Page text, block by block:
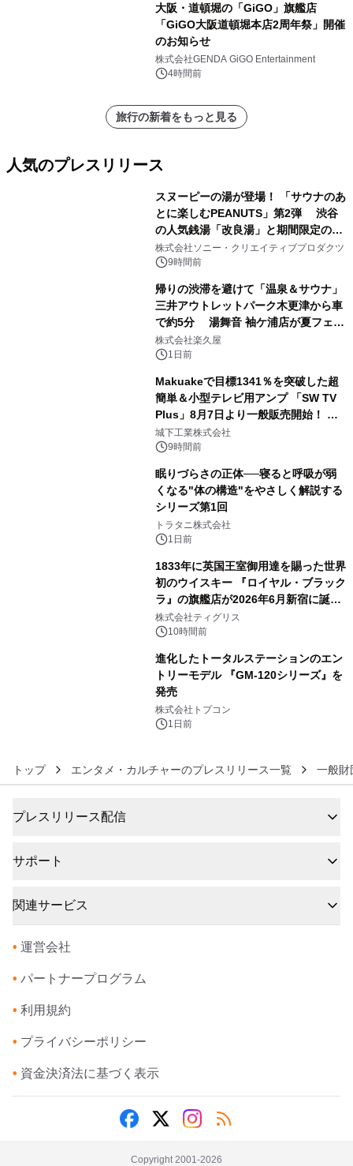
大阪・道頓堀の「GiGO」旗艦店
「GiGO大阪道頓堀本店2周年祭」開催
のお知らせ
株式会社GENDA GiGO Entertainment
4時間前
旅行の新着をもっと見る
人気のプレスリリース
スヌーピーの湯が登場！ 「サウナのあ
とに楽しむPEANUTS」第2弾 渋谷
の人気銭湯「改良湯」と期間限定のコ
ラボレーション サウナイキタイコラ
ボグッズも発売決定！
株式会社ソニー・クリエイティブプロダクツ
9時間前
帰りの渋滞を避けて「温泉＆サウナ」
三井アウトレットパーク木更津から車
で約5分 湯舞音 袖ケ浦店が夏フェア
メニューを提供
株式会社楽久屋
1日前
Makuakeで目標1341％を突破した超
簡単＆小型テレビ用アンプ 「SW TV
Plus」8月7日より一般販売開始！ ケ
ーブル1本つなぐだけ、テレビの音が
ぐっと豊かに
城下工業株式会社
9時間前
眠りづらさの正体──寝ると呼吸が弱
くなる"体の構造"をやさしく解説する
シリーズ第1回
トラタニ株式会社
1日前
1833年に英国王室御用達を賜った世界
初のウイスキー 『ロイヤル・ブラック
ラ』の旗艦店が2026年6月新宿に誕
生 バカルディ ジャパンと連携した
没入型バー「BAR Arca」
株式会社ティグリス
10時間前
進化したトータルステーションのエン
トリーモデル 『GM-120シリーズ』を
発売
株式会社トプコン
1日前
トップ エンタメ・カルチャーのプレスリリース一覧 一般財
プレスリリース配信
サポート
関連サービス
• 運営会社
• パートナープログラム
• 利用規約
• プライバシーポリシー
• 資金決済法に基づく表示
Copyright 2001-2026